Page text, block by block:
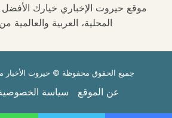
موقع حيروت الإخباري خيارك الأفضل
المحلية، العربية والعالمية
جميع الحقوق محفوظة © حيروت الأخبار من
عن الموقع سياسة